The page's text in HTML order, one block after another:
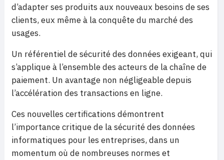
d’adapter ses produits aux nouveaux besoins de ses
clients, eux même à la conquête du marché des
usages.
Un référentiel de sécurité des données exigeant, qui
s’applique à l’ensemble des acteurs de la chaîne de
paiement. Un avantage non négligeable depuis
l’accélération des transactions en ligne.
Ces nouvelles certifications démontrent
l’importance critique de la sécurité des données
informatiques pour les entreprises, dans un
momentum où de nombreuses normes et